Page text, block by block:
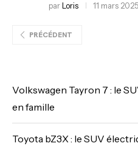
parLoris 11 mars 2025
PRÉCÉDENT
Volkswagen Tayron 7 : le
en famille
Toyota bZ3X : le SUV